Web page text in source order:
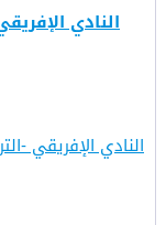
النادي الإفريقي 2 - 1 الاهلي المصري |
النادي الإفريقي -